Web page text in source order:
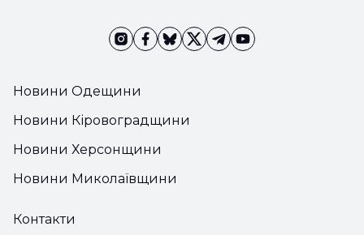
Новини Одещини
Новини Кіровоградщини
Новини Херсонщини
Новини Миколаївщини
Контакти